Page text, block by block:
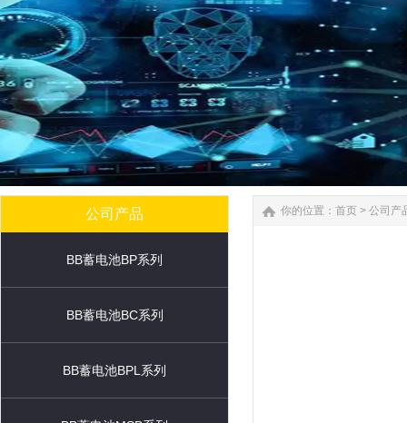
公司产品
BB蓄电池BP系列
BB蓄电池BC系列
BB蓄电池BPL系列
你的位置： 首页 > 公司产